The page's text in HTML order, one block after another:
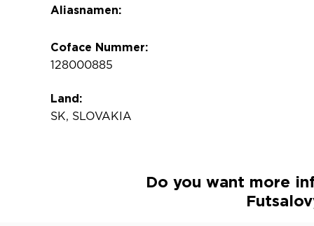
Aliasnamen:
Coface Nummer:
128000885
Land:
SK, SLOVAKIA
Do you want more